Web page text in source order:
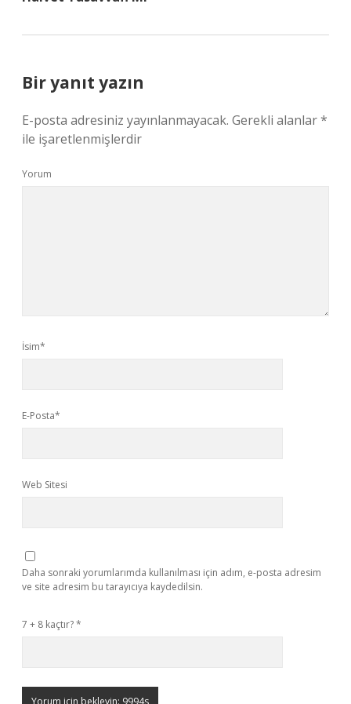
Bir yanıt yazın
E-posta adresiniz yayınlanmayacak. Gerekli alanlar*
ile işaretlenmişlerdir
Yorum
İsim*
E-Posta*
Web Sitesi
Daha sonraki yorumlarımda kullanılması için adım, e-posta adresim
ve site adresim bu tarayıcıya kaydedilsin.
7 + 8 kaçtır?*